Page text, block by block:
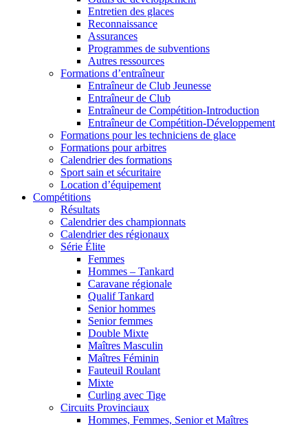
Entretien des glaces
Reconnaissance
Assurances
Programmes de subventions
Autres ressources
Formations d’entraîneur
Entraîneur de Club Jeunesse
Entraîneur de Club
Entraîneur de Compétition-Introduction
Entraîneur de Compétition-Développement
Formations pour les techniciens de glace
Formations pour arbitres
Calendrier des formations
Sport sain et sécuritaire
Location d’équipement
Compétitions
Résultats
Calendrier des championnats
Calendrier des régionaux
Série Élite
Femmes
Hommes – Tankard
Caravane régionale
Qualif Tankard
Senior hommes
Senior femmes
Double Mixte
Maîtres Masculin
Maîtres Féminin
Fauteuil Roulant
Mixte
Curling avec Tige
Circuits Provinciaux
Hommes, Femmes, Senior et Maîtres